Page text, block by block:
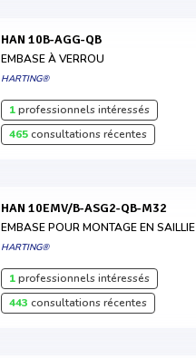
HAN 10B-AGG-QB
EMBASE À VERROU
HARTING®
1professionnels intéressés
465consultations récentes
HAN 10EMV/B-ASG2-QB-M32
EMBASE POUR MONTAGE EN SAILLIE
HARTING®
1professionnels intéressés
443 consultations récentes